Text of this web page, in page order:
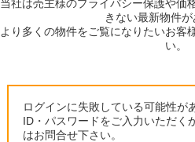
当社は売主様のプライバシー保護や価
きない最新物件が
より多くの物件をご覧になりたいお客
い。
ログインに失敗している可能性が
ID・パスワードをご入力いただく
はお問合せ下さい。